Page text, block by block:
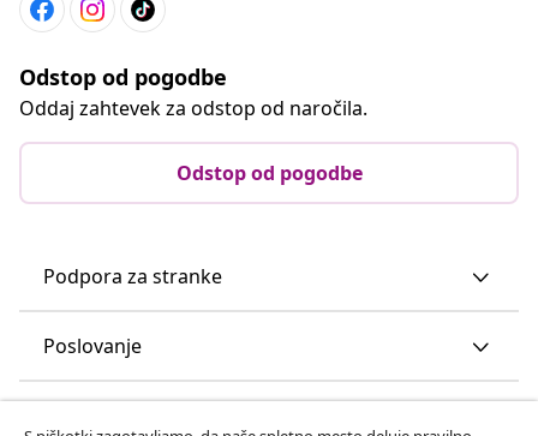
Odstop od pogodbe
Oddaj zahtevek za odstop od naročila.
Odstop od pogodbe
Podpora za stranke
Poslovanje